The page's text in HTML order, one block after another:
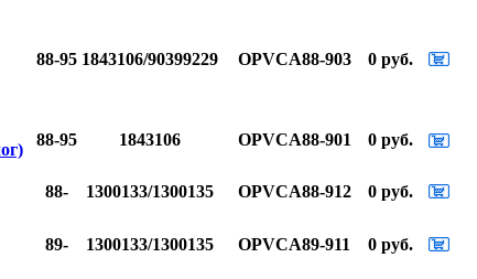
88-95 1843106/90399229 OPVCA88-903 0 руб.
88-95 1843106 OPVCA88-901 0 руб.
88- 1300133/1300135 OPVCA88-912 0 руб.
89- 1300133/1300135 OPVCA89-911 0 руб.